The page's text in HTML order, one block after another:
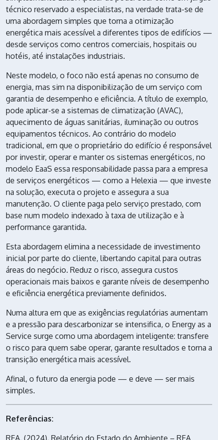
técnico reservado a especialistas, na verdade trata-se de
uma abordagem simples que torna a otimização
energética mais acessível a diferentes tipos de edifícios —
desde serviços como centros comerciais, hospitais ou
hotéis, até instalações industriais.
Neste modelo, o foco não está apenas no consumo de
energia, mas sim na disponibilização de um serviço com
garantia de desempenho e eficiência. A título de exemplo,
pode aplicar-se a sistemas de climatização (AVAC),
aquecimento de águas sanitárias, iluminação ou outros
equipamentos técnicos. Ao contrário do modelo
tradicional, em que o proprietário do edifício é responsável
por investir, operar e manter os sistemas energéticos, no
modelo EaaS essa responsabilidade passa para a empresa
de serviços energéticos — como a Helexia — que investe
na solução, executa o projeto e assegura a sua
manutenção. O cliente paga pelo serviço prestado, com
base num modelo indexado à taxa de utilização e à
performance garantida.
Esta abordagem elimina a necessidade de investimento
inicial por parte do cliente, libertando capital para outras
áreas do negócio. Reduz o risco, assegura custos
operacionais mais baixos e garante níveis de desempenho
e eficiência energética previamente definidos.
Numa altura em que as exigências regulatórias aumentam
e a pressão para descarbonizar se intensifica, o Energy as a
Service surge como uma abordagem inteligente: transfere
o risco para quem sabe operar, garante resultados e torna a
transição energética mais acessível.
Afinal, o futuro da energia pode — e deve — ser mais
simples.
Referências:
REA. (2024). Relatório do Estado do Ambiente – REA